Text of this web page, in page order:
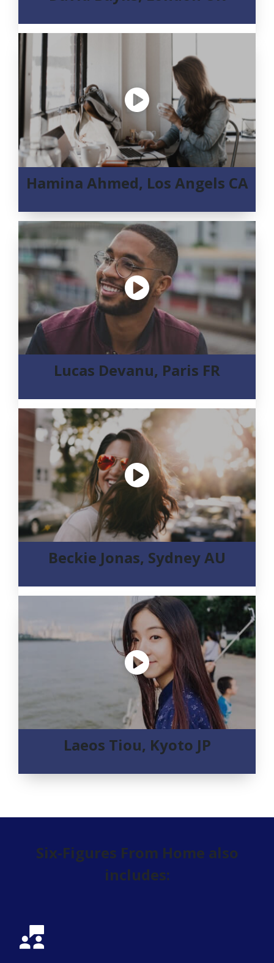
Hamina Ahmed, Los Angels CA
Lucas Devanu, Paris FR
Beckie Jonas, Sydney AU
Laeos Tiou, Kyoto JP
Six-Figures From Home also
includes: